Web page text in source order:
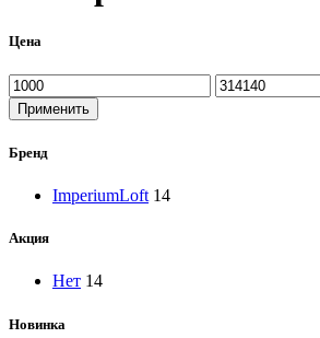
Цена
Минимальная
цена
Максимальная
цена
Применить
Бренд
ImperiumLoft 14
Акция
Нет 14
Новинка